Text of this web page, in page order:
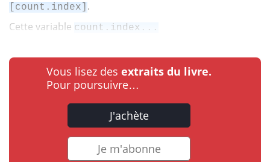
[count.index] .
Cette variable count.index...
Vous lisez des extraits du livre.
Pour poursuivre…
J'achète
Je m'abonne